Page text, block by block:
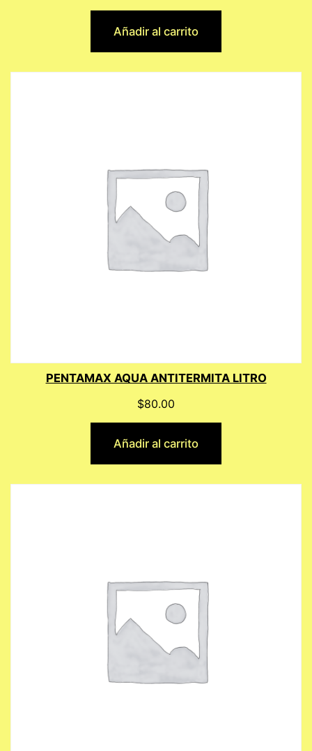
Añadir al carrito
PENTAMAX AQUA ANTITERMITA LITRO
$80.00
Añadir al carrito